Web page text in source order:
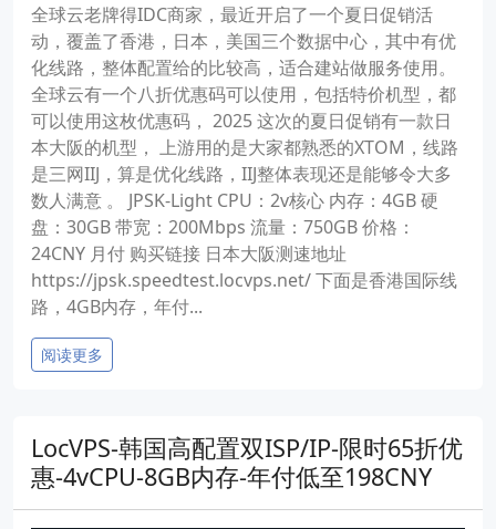
全球云老牌得IDC商家，最近开启了一个夏日促销活
动，覆盖了香港，日本，美国三个数据中心，其中有优
化线路，整体配置给的比较高，适合建站做服务使用。
全球云有一个八折优惠码可以使用，包括特价机型，都
可以使用这枚优惠码， 2025 这次的夏日促销有一款日
本大阪的机型， 上游用的是大家都熟悉的XTOM，线路
是三网IIJ，算是优化线路，IIJ整体表现还是能够令大多
数人满意 。 JPSK-Light CPU：2v核心 内存：4GB 硬
盘：30GB 带宽：200Mbps 流量：750GB 价格：
24CNY 月付 购买链接 日本大阪测速地址
https://jpsk.speedtest.locvps.net/ 下面是香港国际线
路，4GB内存，年付...
阅读更多
LocVPS-韩国高配置双ISP/IP-限时65折优
惠-4vCPU-8GB内存-年付低至198CNY